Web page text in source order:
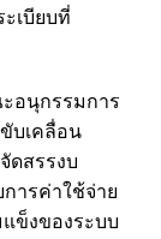
เบียบที่
อนุกรรมการ
บเคลื่อน
ดสรรงบ
ารค่าใช้จ่าย
แข็งของระบบ